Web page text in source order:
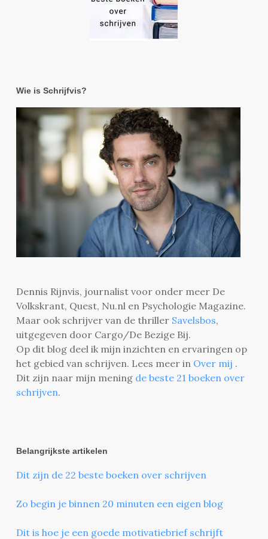
Wie is Schrijfvis?
Dennis Rijnvis, journalist voor onder meer De
Volkskrant, Quest, Nu.nl en Psychologie Magazine.
Maar ook schrijver van de thriller Savelsbos,
uitgegeven door Cargo/De Bezige Bij.
Op dit blog deel ik mijn inzichten en ervaringen op
het gebied van schrijven. Lees meer in Over mij .
Dit zijn naar mijn mening de beste 21 boeken over
schrijven.
Belangrijkste artikelen
Dit zijn de 22 beste boeken over schrijven
Zo begin je binnen 20 minuten een eigen blog
Dit is hoe je een goede motivatiebrief schrijft